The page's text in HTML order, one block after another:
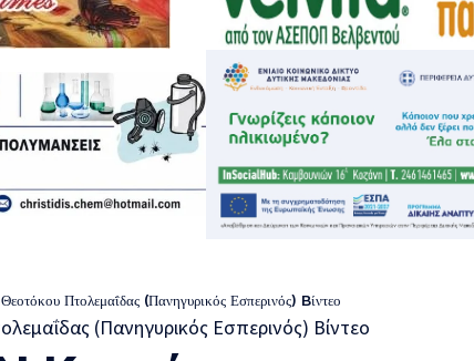
Πτολεμαΐδας (Πανηγυρικός Εσπερινός) Bίντεο